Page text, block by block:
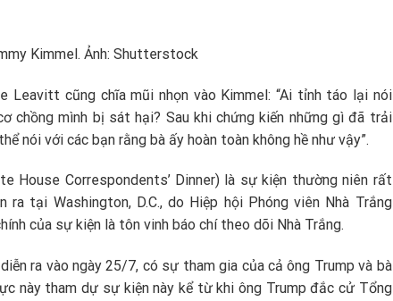
Kimmel. Ảnh: Shutterstock
Leavitt cũng chĩa mũi nhọn vào Kimmel: “Ai tỉnh táo lại nói
chồng mình bị sát hại? Sau khi chứng kiến ​​những gì đã trải
nói với các bạn rằng bà ấy hoàn toàn không hề như vậy”.
House Correspondents’ Dinner) là sự kiện thường niên rất
tại Washington, D.C., do Hiệp hội Phóng viên Nhà Trắng
của sự kiện là tôn vinh báo chí theo dõi Nhà Trắng.
ra vào ngày 25/7, có sự tham gia của cả ông Trump và bà
này tham dự sự kiện này kể từ khi ông Trump đắc cử Tổng